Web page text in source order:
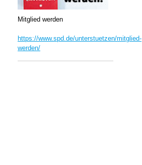
Mitglied werden
https://www.spd.de/unterstuetzen/mitglied-
werden/